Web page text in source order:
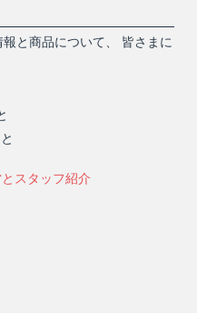
と商品について、 皆さまに
スタッフ紹介